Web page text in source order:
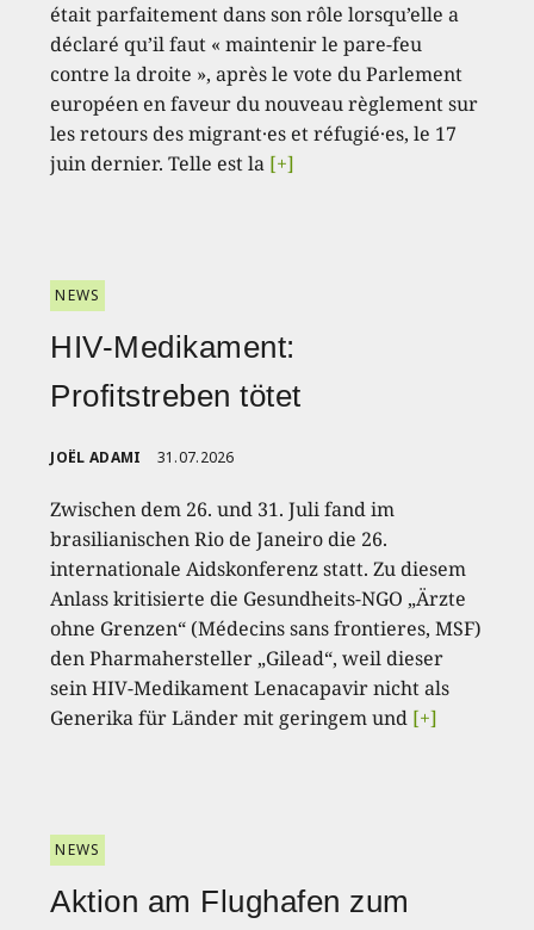
était parfaitement dans son rôle lorsqu’elle a
déclaré qu’il faut « maintenir le pare-feu
contre la droite », après le vote du Parlement
européen en faveur du nouveau règlement sur
les retours des migrant·es et réfugié·es, le 17
juin dernier. Telle est la [+]
NEWS
HIV-Medikament:
Profitstreben tötet
JOËL ADAMI 31.07.2026
Zwischen dem 26. und 31. Juli fand im
brasilianischen Rio de Janeiro die 26.
internationale Aidskonferenz statt. Zu diesem
Anlass kritisierte die Gesundheits-NGO „Ärzte
ohne Grenzen“ (Médecins sans frontieres, MSF)
den Pharmahersteller „Gilead“, weil dieser
sein HIV-Medikament Lenacapavir nicht als
Generika für Länder mit geringem und [+]
NEWS
Aktion am Flughafen zum